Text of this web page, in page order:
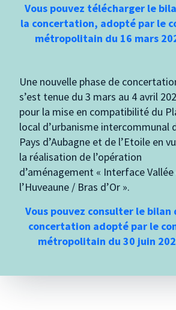
Vous pouvez télécharger le
la concertation, adopté par le
métropolitain du 16 mars
Une nouvelle phase de
s’est tenue du 3 mars au 4 avril
pour la mise en compatibilité du
local d’urbanisme intercommunal
Pays d’Aubagne et de l’Etoile en
la réalisation de l’opération
d’aménagement « Interface
l’Huveaune / Bras d’Or ».
Vous pouvez consulter le bilan
concertation adopté par le
métropolitain du 30 juin